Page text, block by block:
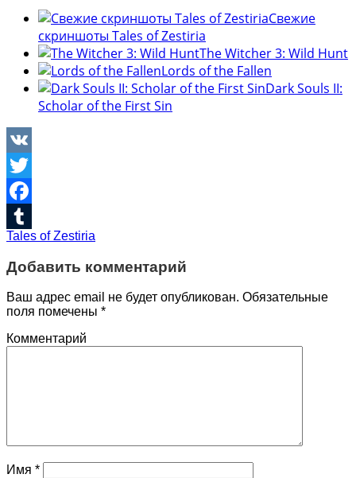
Свежие
скриншоты Tales of Zestiria
The Witcher 3: Wild Hunt
Lords of the Fallen
Dark Souls II:
Scholar of the First Sin
VK
Twitter
Facebook
Tumblr
Tales of Zestiria
Добавить комментарий
Ваш адрес email не будет опубликован. Обязательные
поля помечены *
Комментарий
Имя *